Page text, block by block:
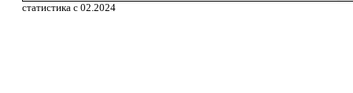
статистика с 02.2024